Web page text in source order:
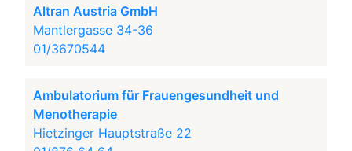
Altran Austria GmbH
Mantlergasse 34-36
01/3670544
Ambulatorium für Frauengesundheit und
Menotherapie
Hietzinger Hauptstraße 22